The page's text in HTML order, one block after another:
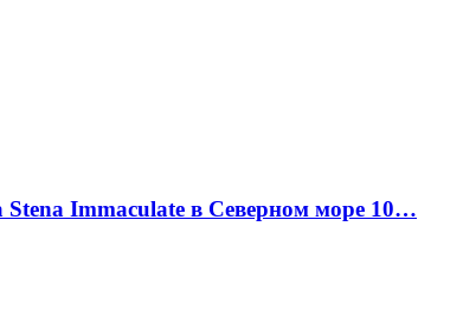
Stena Immaculate в Северном море 10…